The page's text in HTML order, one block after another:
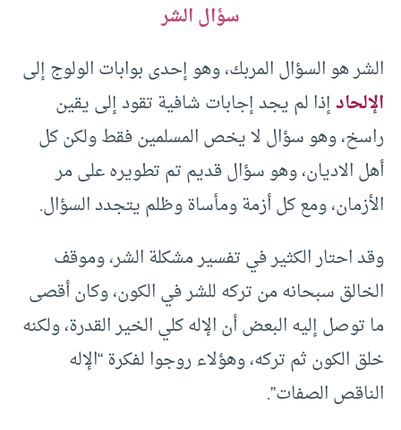
سؤال الشر
الشر هو السؤال المربك، وهو إحدى بوابات الولوج إلى
الإلحادإذا لم يجد إجابات شافية تقود إلى يقين
راسخ، وهو سؤال لا يخص المسلمين فقط ولكن كل
أهل الاديان، وهو سؤال قديم تم تطويره على مر
الأزمان، ومع كل أزمة ومأساة وظلم يتجدد السؤال.
وقد احتار الكثير في تفسير مشكلة الشر، وموقف
الخالق سبحانه من تركه للشر في الكون، وكان أقصى
ما توصل إليه البعض أن الإله كلي الخير القدرة، ولكنه
خلق الكون ثم تركه، وهؤلاء روجوا لفكرة “الإله
الناقص الصفات”.